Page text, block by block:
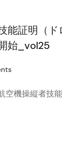
能証明（ド
始_vol25
空機操縦者技